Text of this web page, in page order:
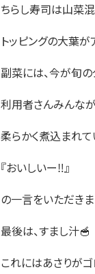
ちらし寿司は山菜
トッピングの大葉
副菜には、今が旬
利用者さんみんな
柔らかく煮込まれて
『おいしいー‼️』
の一言をいただき
最後は、すまし汁🥣
これにはあさりがゴ